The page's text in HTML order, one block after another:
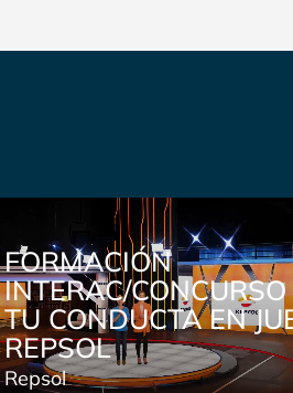
FORMACIÓN
INTERAC/CONCURSO
TU CONDUCTA EN
REPSOL
Repsol